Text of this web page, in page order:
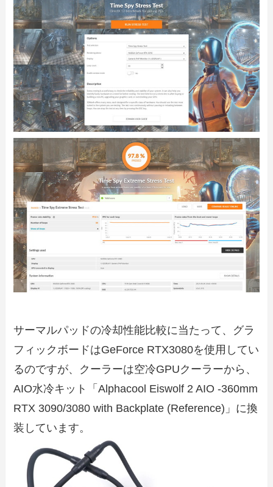
サーマルパッドの冷却性能比較に当たって、グラ
フィックボードはGeForce RTX3080を使用してい
るのですが、クーラーは空冷GPUクーラーから、
AIO水冷キット「Alphacool Eiswolf 2 AIO -360mm
RTX 3090/3080 with Backplate (Reference)」に換
装しています。